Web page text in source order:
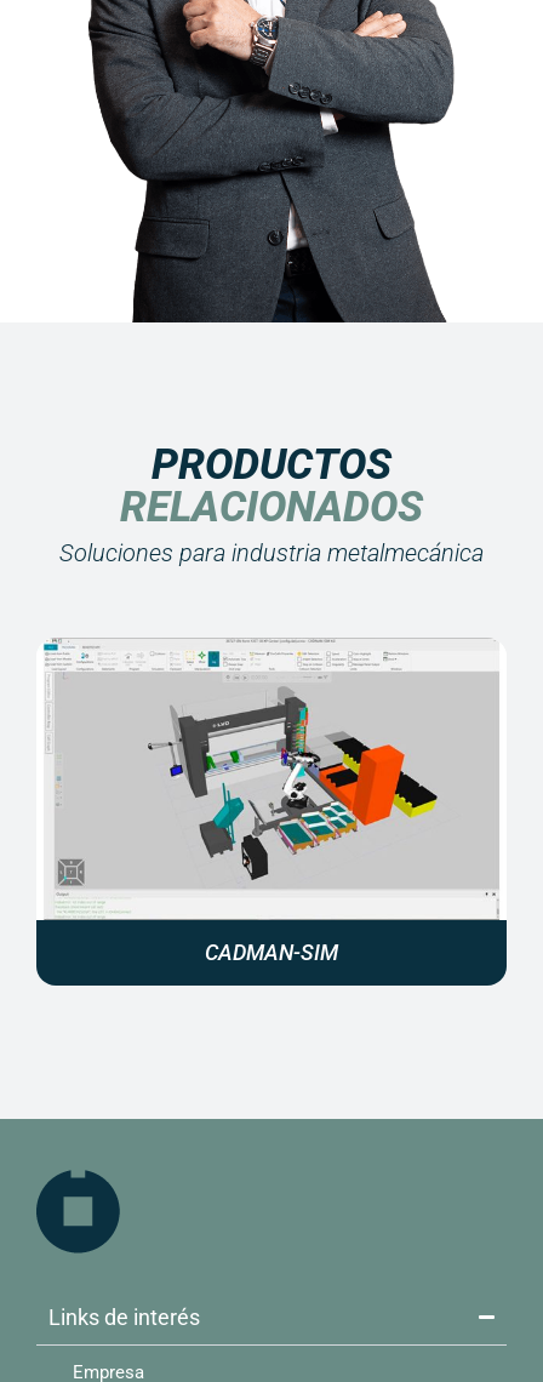
PRODUCTOS
RELACIONADOS
Soluciones para industria metalmecánica
CADMAN-SIM
Links de interés​
Empresa